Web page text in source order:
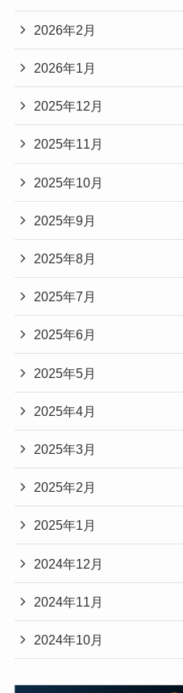
2026年2月
2026年1月
2025年12月
2025年11月
2025年10月
2025年9月
2025年8月
2025年7月
2025年6月
2025年5月
2025年4月
2025年3月
2025年2月
2025年1月
2024年12月
2024年11月
2024年10月